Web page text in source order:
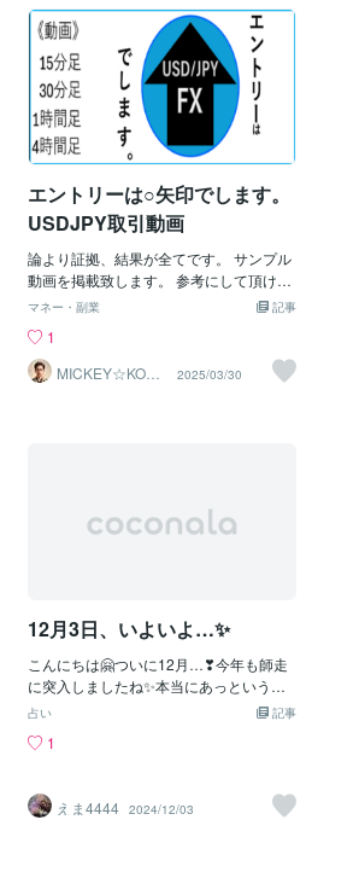
「凪！」聞き慣れた声に顔を上げると、
悠真がマフラーの隙間から白い息を吐き
ながら走ってくる。「おはよ」「……お
はよ」凪の声は自然に柔らかくなった。
「寒いね。大丈夫？」「うん。ちょっと
手、冷たいけど」「……手袋、忘れ
た？」図星すぎて、凪は目をそらした。
「……うん」悠真は笑いながら言った。
「そっか。じゃあ――」その瞬間だっ
た。ゴォォッ――と冬の強い風が吹き抜
け、凪のマフラーの端がふわりとめくり
上がった。「あ――」反射的に押さえよ
うとした凪の身体が傾き、足元の砂利に
軽くつまずいた。ぐらり――「凪！」悠
真が腕を伸ばし、凪の肩と腰に手を添え
て支えた。ふたりの距離は、一瞬で“息が
触れる距離”へ。凪は驚いて顔を上げた。
悠真は心配そうな顔で、でもその瞳はど
っているように感じた。凪の心臓は、き
っと見えるほど跳ねている。（近い……
ん……助かった……ありがとう」悠真は
その場で数歩後ろ
エントリーは○矢印でします。
USDJPY取引動画
論より証拠、結果が全てです。 サンプル
動画を掲載致します。 参考にして頂けま
したら、幸いです。 https://coconala.co記事
マネー・副業
1
MICKEY☆KOM
2025/03/30
12月3日、いよいよ…✨
こんにちは🤗ついに12月…❣今年も師走
に突入しましたね✨本当にあっという間
な1年…なんて振り返りたくもなる時期で
すよ～🐶ソワソワしたり、バタバタした
っとしたミスをしてしまったり、なんか
イラついらりもやっとしたり💦ただ今絶
記事
占い
1
えま4444 2024/12/03